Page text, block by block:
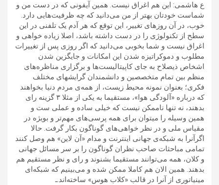
ع هاشمی: این هم اغراق نیست. همین آیفونی که در دست من و
شماست خودتان بهتر از من می‌دانید که چه ظرفیت‌هایی دارد.
خوب، در آن روزهای تغییر، این توقع که هر آدم یک تلفنی در این
سطح از تکنولوژی را در دست داشته باشد، اصلا زیاده خواهی و
اغراق نیست و شما بخوبی می‌دانید که اگر روزی پس از تغییرات
مطلوب و دموکراتیزه شدن این امکانات و جایگزین شدن
اشخاص ذیصلاح به جای کاپیتالیست‌ها و برگزاری مناظره‌های
منظم بین تمام متخصصین و دانشمندان گرایشهای مختلف
فکری؛ بعنوان نمونه محیط زیست، از همه‌ی مردم دنیا بخواهند
که درباره «آلودگی هوا»، مستقیما به یکی از مثلا ۳ گزینه رای
بدهند، نه تنها ناممکن نیست که خیلی ساده و عملی ست و
همین وسیله را میتوان برای همه پرسی‌های مهم‌تر و بویژه در
مقیاس ملی و در نظر خواهی‌های گوناگون بکار گرفت. حالا
اگرآنرا به شبکه‌ی جهانی اینترنت و مدام «آن لاین» هم وصل کنند
تمامی مباحثات صاحب نظران گوناگون را بر سر مسائل جهانی
و کلان، همه می‌توانند مستقیما بشنوند و رای و نظر مستقیم هم
بدهند. همین الان هم کاملا ممکن شده و می‌بینیم که شبکه‌ای
مینیاتوری از آنرا در قالب «کلاب هوس» ساخته‌اند.ـ